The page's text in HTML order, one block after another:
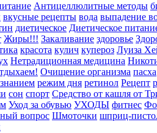
Антицеллюлитные методы
вкусные рецепты вода выпадение
диетическое Диетическое
Жиры!!! Закаливание здоровье
красота кулич купероз Луиза
Нетрадиционная медицина
Очищение организма пасха
режим дня ретинол Рецепт
сон спорт Средство от кашля от
Уход за обувью УХОДЫ фитнес
вопрос Шмоточки шприц-